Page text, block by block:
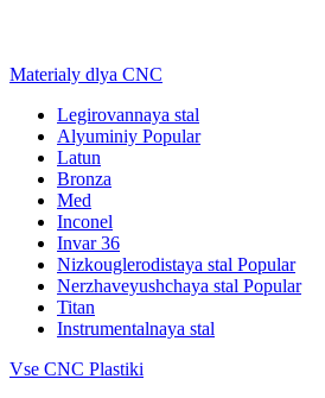
Materialy dlya CNC
Legirovannaya stal
Alyuminiy Popular
Latun
Bronza
Med
Inconel
Invar 36
Nizkouglerodistaya stal Popular
Nerzhaveyushchaya stal Popular
Titan
Instrumentalnaya stal
Vse CNC Plastiki